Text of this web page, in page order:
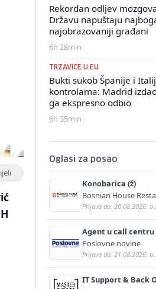
Rekordan odljev
Državu napuštaju
najobrazovaniji građani
6h 28min
TRZAVICE U EU
Bukti sukob Španije i
kontrolama: Madrid
ga ekspresno odbio
6h 35min
Oglasi za posao
Konobarica (ž)
Bosnian House
Prijava do: 20.08.2026. u
Agent u call centru
Poslovne novine
Prijava do: 21.08.2026. u
IT Support & Back